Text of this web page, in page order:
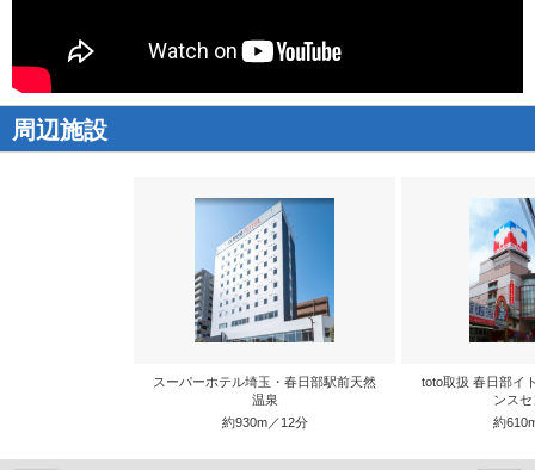
周辺施設
スーパーホテル埼玉・春日部駅前天然
温泉
約930m／12分
toto取扱 春日部イ
ンス
約